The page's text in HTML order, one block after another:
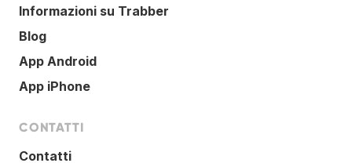
Informazioni su Trabber
Blog
App Android
App iPhone
CONTATTI
Contatti